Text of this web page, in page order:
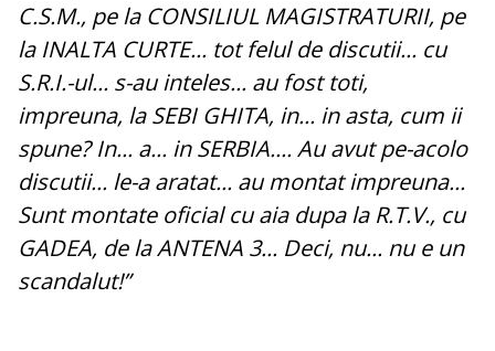
C.S.M., pe la CONSILIUL MAGISTRATURII, pe
la INALTA CURTE... tot felul de discutii... cu
S.R.I.-ul... s-au inteles... au fost toti,
impreuna, la SEBI GHITA, in... in asta, cum ii
spune? In... a... in SERBIA.... Au avut pe-acolo
discutii... le-a aratat... au montat impreuna...
Sunt montate oficial cu aia dupa la R.T.V., cu
GADEA, de la ANTENA 3... Deci, nu... nu e un
scandalut!”